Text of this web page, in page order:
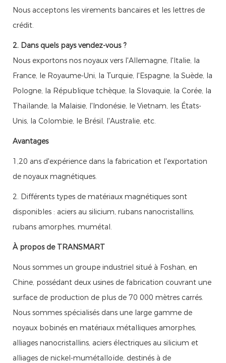
Nous acceptons les virements bancaires et les lettres de
crédit.
2. Dans quels pays vendez-vous ?
Nous exportons nos noyaux vers l'Allemagne, l'Italie, la
France, le Royaume-Uni, la Turquie, l'Espagne, la Suède, la
Pologne, la République tchèque, la Slovaquie, la Corée, la
Thaïlande, la Malaisie, l'Indonésie, le Vietnam, les États-
Unis, la Colombie, le Brésil, l'Australie, etc.
Avantages
1,20 ans d'expérience dans la fabrication et l'exportation
de noyaux magnétiques.
2. Différents types de matériaux magnétiques sont
disponibles : aciers au silicium, rubans nanocristallins,
rubans amorphes, mumétal.
À propos de TRANSMART
Nous sommes un groupe industriel situé à Foshan, en
Chine, possédant deux usines de fabrication couvrant une
surface de production de plus de 70 000 mètres carrés.
Nous sommes spécialisés dans une large gamme de
noyaux bobinés en matériaux métalliques amorphes,
alliages nanocristallins, aciers électriques au silicium et
alliages de nickel-mumétalloïde, destinés à de